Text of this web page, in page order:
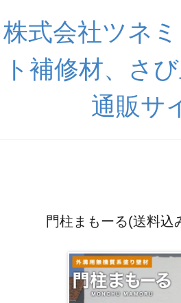
株式会社ツネ
ト補修材、さ
通販サ
門柱まもーる(送料込